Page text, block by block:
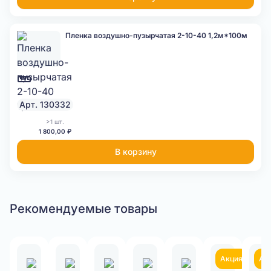
Пленка воздушно-пузырчатая 2-10-40 1,2м*100м
Арт. 130332
>1 шт.
1 800,00 ₽
В корзину
Рекомендуемые товары
Акция